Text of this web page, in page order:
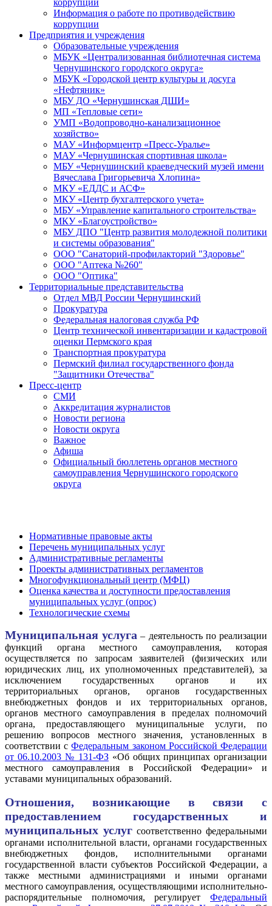
коррупции
Информация о работе по противодействию
коррупции
Предприятия и учреждения
Образовательные учреждения
МБУК «Централизованная библиотечная система
Чернушинского городского округа»
МБУК «Городской центр культуры и досуга
«Нефтяник»
МБУ ДО «Чернушинская ДШИ»
МП «Тепловые сети»
УМП «Водопроводно-канализационное
хозяйство»
МАУ «Информцентр «Пресс-Уралье»
МАУ «Чернушинская спортивная школа»
МБУ «Чернушинский краеведческий музей имени
Вячеслава Григорьевича Хлопина»
МКУ «ЕДДС и АСФ»
МКУ «Центр бухгалтерского учета»
МБУ «Управление капитального строительства»
МКУ «Благоустройство»
МБУ ДПО "Центр развития молодежной политики
и системы образования"
ООО "Санаторий-профилакторий "Здоровье"
ООО "Аптека №260"
ООО "Оптика"
Территориальные представительства
Отдел МВД России Чернушинский
Прокуратура
Федеральная налоговая служба РФ
Центр технической инвентаризации и кадастровой
оценки Пермского края
Транспортная прокуратура
Пермский филиал государственного фонда
"Защитники Отечества"
Пресс-центр
СМИ
Аккредитация журналистов
Новости региона
Новости округа
Важное
Афиша
Официальный бюллетень органов местного
самоуправления Чернушинского городского
округа
Нормативные правовые акты
Перечень муниципальных услуг
Административные регламенты
Проекты административных регламентов
Многофункциональный центр (МФЦ)
Оценка качества и доступности предоставления
муниципальных услуг (опрос)
Технологические схемы
Муниципальная услуга – деятельность по реализации
функций органа местного самоуправления, которая
осуществляется по запросам заявителей (физических или
юридических лиц, их уполномоченных представителей), за
исключением государственных органов и их
территориальных органов, органов государственных
внебюджетных фондов и их территориальных органов,
органов местного самоуправления в пределах полномочий
органа, предоставляющего муниципальные услуги, по
решению вопросов местного значения, установленных в
соответствии сФедеральным законом Российской Федерации
от 06.10.2003 № 131-ФЗ «Об общих принципах организации
местного самоуправления в Российской Федерации» и
уставами муниципальных образований.
Отношения, возникающие в связи с
предоставлением государственных и
муниципальных услугсоответственно федеральными
органами исполнительной власти, органами государственных
внебюджетных фондов, исполнительными органами
государственной власти субъектов Российской Федерации, а
также местными администрациями и иными органами
местного самоуправления, осуществляющими исполнительно-
распорядительные полномочия, регулирует Федеральный